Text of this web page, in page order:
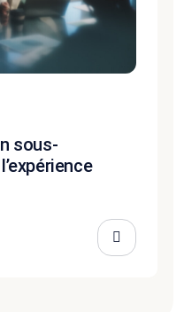
sous-